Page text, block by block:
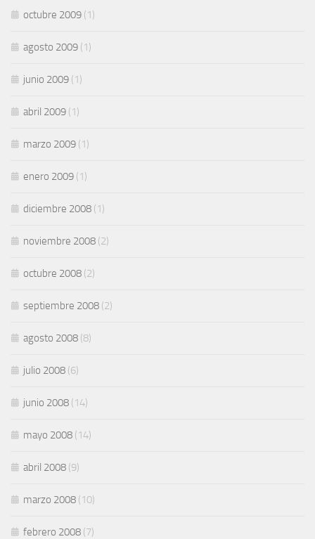
octubre 2009 (1)
agosto 2009 (1)
junio 2009 (1)
abril 2009 (1)
marzo 2009 (1)
enero 2009 (1)
diciembre 2008 (1)
noviembre 2008 (2)
octubre 2008 (2)
septiembre 2008 (2)
agosto 2008 (8)
julio 2008 (6)
junio 2008 (14)
mayo 2008 (14)
abril 2008 (9)
marzo 2008 (10)
febrero 2008 (7)